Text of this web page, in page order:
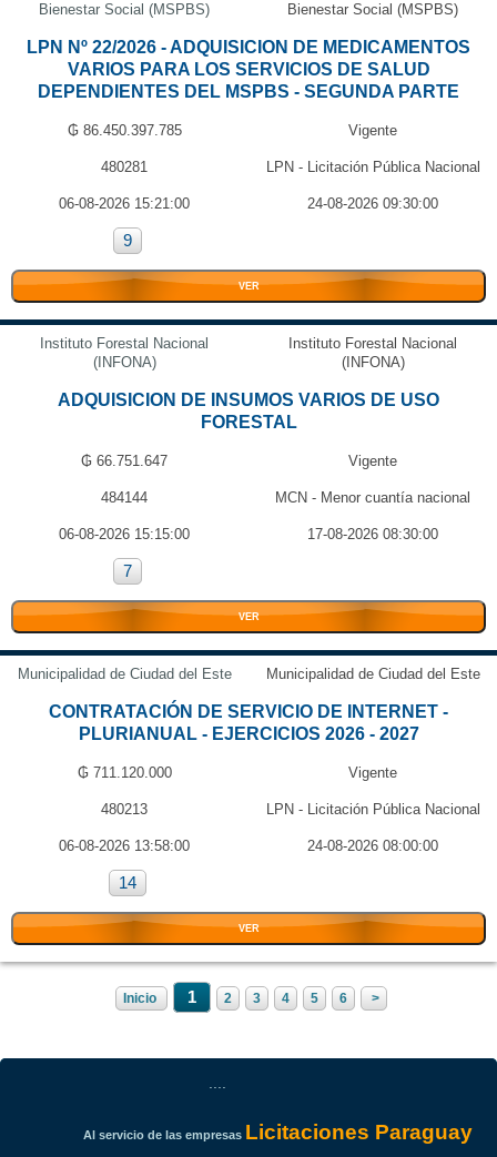
Bienestar Social (MSPBS)
Bienestar Social (MSPBS)
LPN Nº 22/2026 - ADQUISICION DE MEDICAMENTOS
VARIOS PARA LOS SERVICIOS DE SALUD
DEPENDIENTES DEL MSPBS - SEGUNDA PARTE
₲ 86.450.397.785 Vigente
480281 LPN - Licitación Pública Nacional
06-08-2026 15:21:00 24-08-2026 09:30:00
9
VER
Instituto Forestal Nacional
(INFONA)
Instituto Forestal Nacional
(INFONA)
ADQUISICION DE INSUMOS VARIOS DE USO
FORESTAL
₲ 66.751.647 Vigente
484144 MCN - Menor cuantía nacional
06-08-2026 15:15:00 17-08-2026 08:30:00
7
VER
Municipalidad de Ciudad del Este Municipalidad de Ciudad del Este
CONTRATACIÓN DE SERVICIO DE INTERNET -
PLURIANUAL - EJERCICIOS 2026 - 2027
₲ 711.120.000 Vigente
480213 LPN - Licitación Pública Nacional
06-08-2026 13:58:00 24-08-2026 08:00:00
14
VER
Inicio 1 2 3 4 5 6 >
Al servicio de las empresas Licitaciones Paraguay